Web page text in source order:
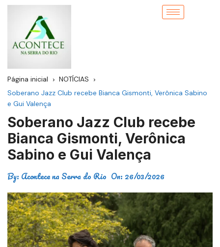
Página inicial
NOTÍCIAS
Soberano Jazz Club recebe Bianca Gismonti, Verônica Sabino
e Gui Valença
Soberano Jazz Club recebe
Bianca Gismonti, Verônica
Sabino e Gui Valença
By: Acontece na Serra do Rio On: 26/03/2026